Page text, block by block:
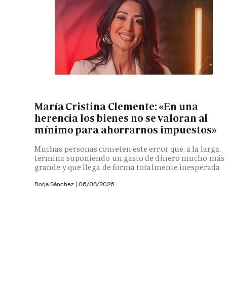
María Cristina Clemente: «En una
herencia los bienes no se valoran al
mínimo para ahorrarnos impuestos»
Muchas personas cometen este error que, a la larga,
termina suponiendo un gasto de dinero mucho más
grande y que llega de forma totalmente inesperada
Borja Sánchez | 06/08/2026